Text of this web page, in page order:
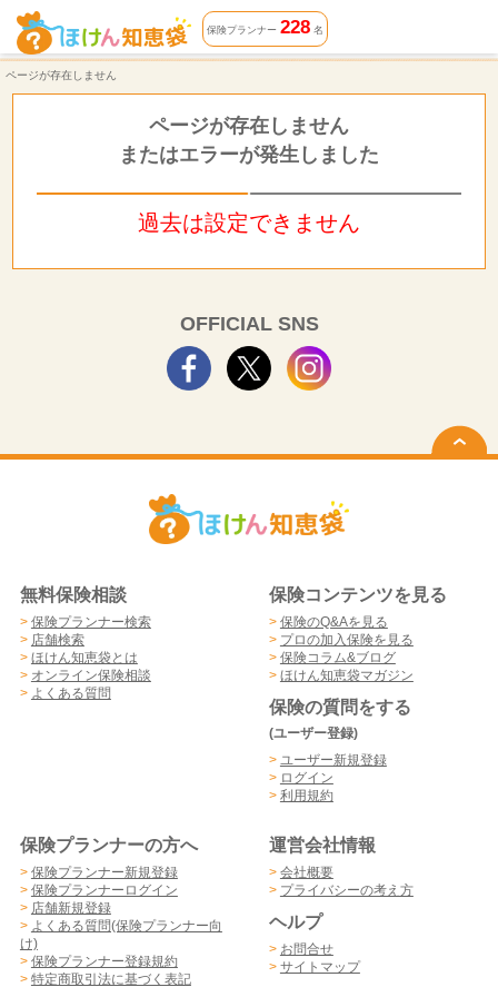
ページが存在しません | ほけん知恵袋
保険プランナー 228名
ページが存在しません
ページが存在しません
またはエラーが発生しました
過去は設定できません
OFFICIAL SNS
無料保険相談
> 保険プランナー検索
> 店舗検索
> ほけん知恵袋とは
> オンライン保険相談
> よくある質問
保険コンテンツを見る
> 保険のQ&Aを見る
> プロの加入保険を見る
> 保険コラム&ブログ
> ほけん知恵袋マガジン
保険の質問をする
(ユーザー登録)
> ユーザー新規登録
> ログイン
> 利用規約
保険プランナーの方へ
> 保険プランナー新規登録
> 保険プランナーログイン
> 店舗新規登録
> よくある質問(保険プランナー向
け)
> 保険プランナー登録規約
> 特定商取引法に基づく表記
運営会社情報
> 会社概要
> プライバシーの考え方
ヘルプ
> お問合せ
> サイトマップ